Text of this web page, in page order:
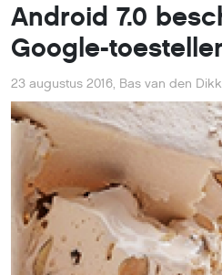
Android 7.0
Google-
23 augustus 2016, Bas van den